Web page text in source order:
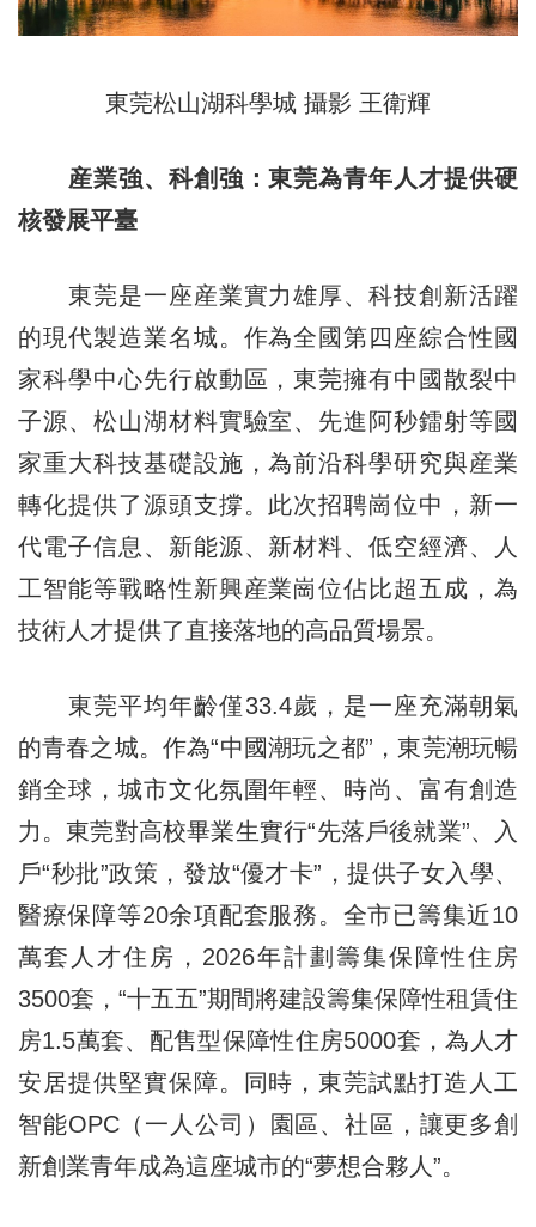
東莞松山湖科學城 攝影 王衛輝
産業強、科創強：東莞為青年人才提供硬
核發展平臺
東莞是一座産業實力雄厚、科技創新活躍
的現代製造業名城。作為全國第四座綜合性國
家科學中心先行啟動區，東莞擁有中國散裂中
子源、松山湖材料實驗室、先進阿秒鐳射等國
家重大科技基礎設施，為前沿科學研究與産業
轉化提供了源頭支撐。此次招聘崗位中，新一
代電子信息、新能源、新材料、低空經濟、人
工智能等戰略性新興産業崗位佔比超五成，為
技術人才提供了直接落地的高品質場景。
東莞平均年齡僅33.4歲，是一座充滿朝氣
的青春之城。作為“中國潮玩之都”，東莞潮玩暢
銷全球，城市文化氛圍年輕、時尚、富有創造
力。東莞對高校畢業生實行“先落戶後就業”、入
戶“秒批”政策，發放“優才卡”，提供子女入學、
醫療保障等20余項配套服務。全市已籌集近10
萬套人才住房，2026年計劃籌集保障性住房
3500套，“十五五”期間將建設籌集保障性租賃住
房1.5萬套、配售型保障性住房5000套，為人才
安居提供堅實保障。同時，東莞試點打造人工
智能OPC（一人公司）園區、社區，讓更多創
新創業青年成為這座城市的“夢想合夥人”。